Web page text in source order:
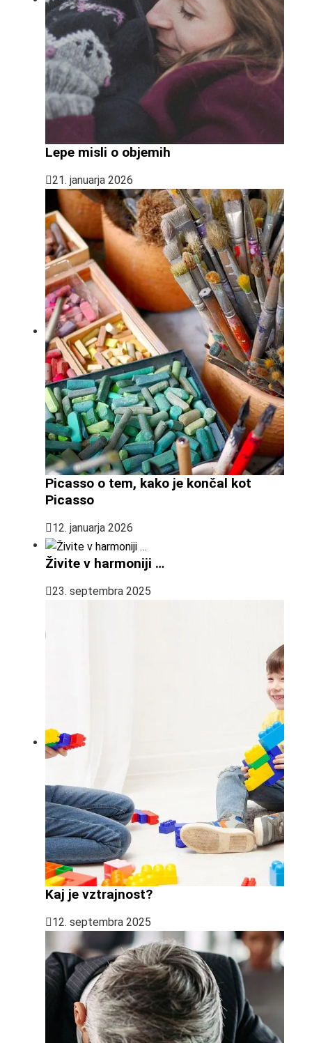
Lepe misli o objemih
21. januarja 2026
Picasso o tem, kako je končal kot
Picasso
12. januarja 2026
Živite v harmoniji …
23. septembra 2025
Kaj je vztrajnost?
12. septembra 2025